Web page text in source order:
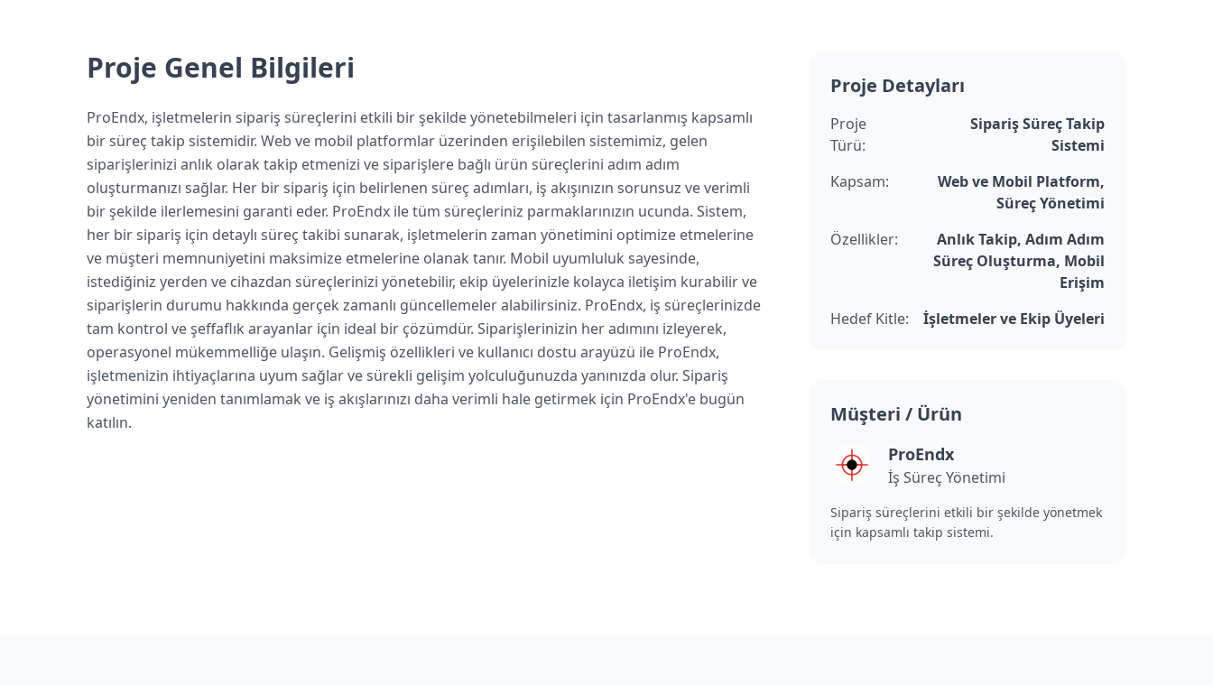
Proje Genel Bilgileri
ProEndx, işletmelerin sipariş süreçlerini etkili bir şekilde yönetebilmeleri için tasarlanmış kapsamlı
bir süreç takip sistemidir. Web ve mobil platformlar üzerinden erişilebilen sistemimiz, gelen
siparişlerinizi anlık olarak takip etmenizi ve siparişlere bağlı ürün süreçlerini adım adım
oluşturmanızı sağlar. Her bir sipariş için belirlenen süreç adımları, iş akışınızın sorunsuz ve verimli
bir şekilde ilerlemesini garanti eder. ProEndx ile tüm süreçleriniz parmaklarınızın ucunda. Sistem,
her bir sipariş için detaylı süreç takibi sunarak, işletmelerin zaman yönetimini optimize etmelerine
ve müşteri memnuniyetini maksimize etmelerine olanak tanır. Mobil uyumluluk sayesinde,
istediğiniz yerden ve cihazdan süreçlerinizi yönetebilir, ekip üyelerinizle kolayca iletişim kurabilir ve
siparişlerin durumu hakkında gerçek zamanlı güncellemeler alabilirsiniz. ProEndx, iş süreçlerinizde
tam kontrol ve şeffaflık arayanlar için ideal bir çözümdür. Siparişlerinizin her adımını izleyerek,
operasyonel mükemmelliğe ulaşın. Gelişmiş özellikleri ve kullanıcı dostu arayüzü ile ProEndx,
işletmenizin ihtiyaçlarına uyum sağlar ve sürekli gelişim yolculuğunuzda yanınızda olur. Sipariş
yönetimini yeniden tanımlamak ve iş akışlarınızı daha verimli hale getirmek için ProEndx'e bugün
katılın.
Proje Detayları
Proje
Türü:
Sipariş Süreç Takip
Sistemi
Kapsam:
Web ve Mobil Platform,
Süreç Yönetimi
Özellikler:
Anlık Takip, Adım Adım
Süreç Oluşturma, Mobil
Erişim
Hedef Kitle:
İşletmeler ve Ekip Üyeleri
Müşteri / Ürün
ProEndx
İş Süreç Yönetimi
Sipariş süreçlerini etkili bir şekilde yönetmek
için kapsamlı takip sistemi.